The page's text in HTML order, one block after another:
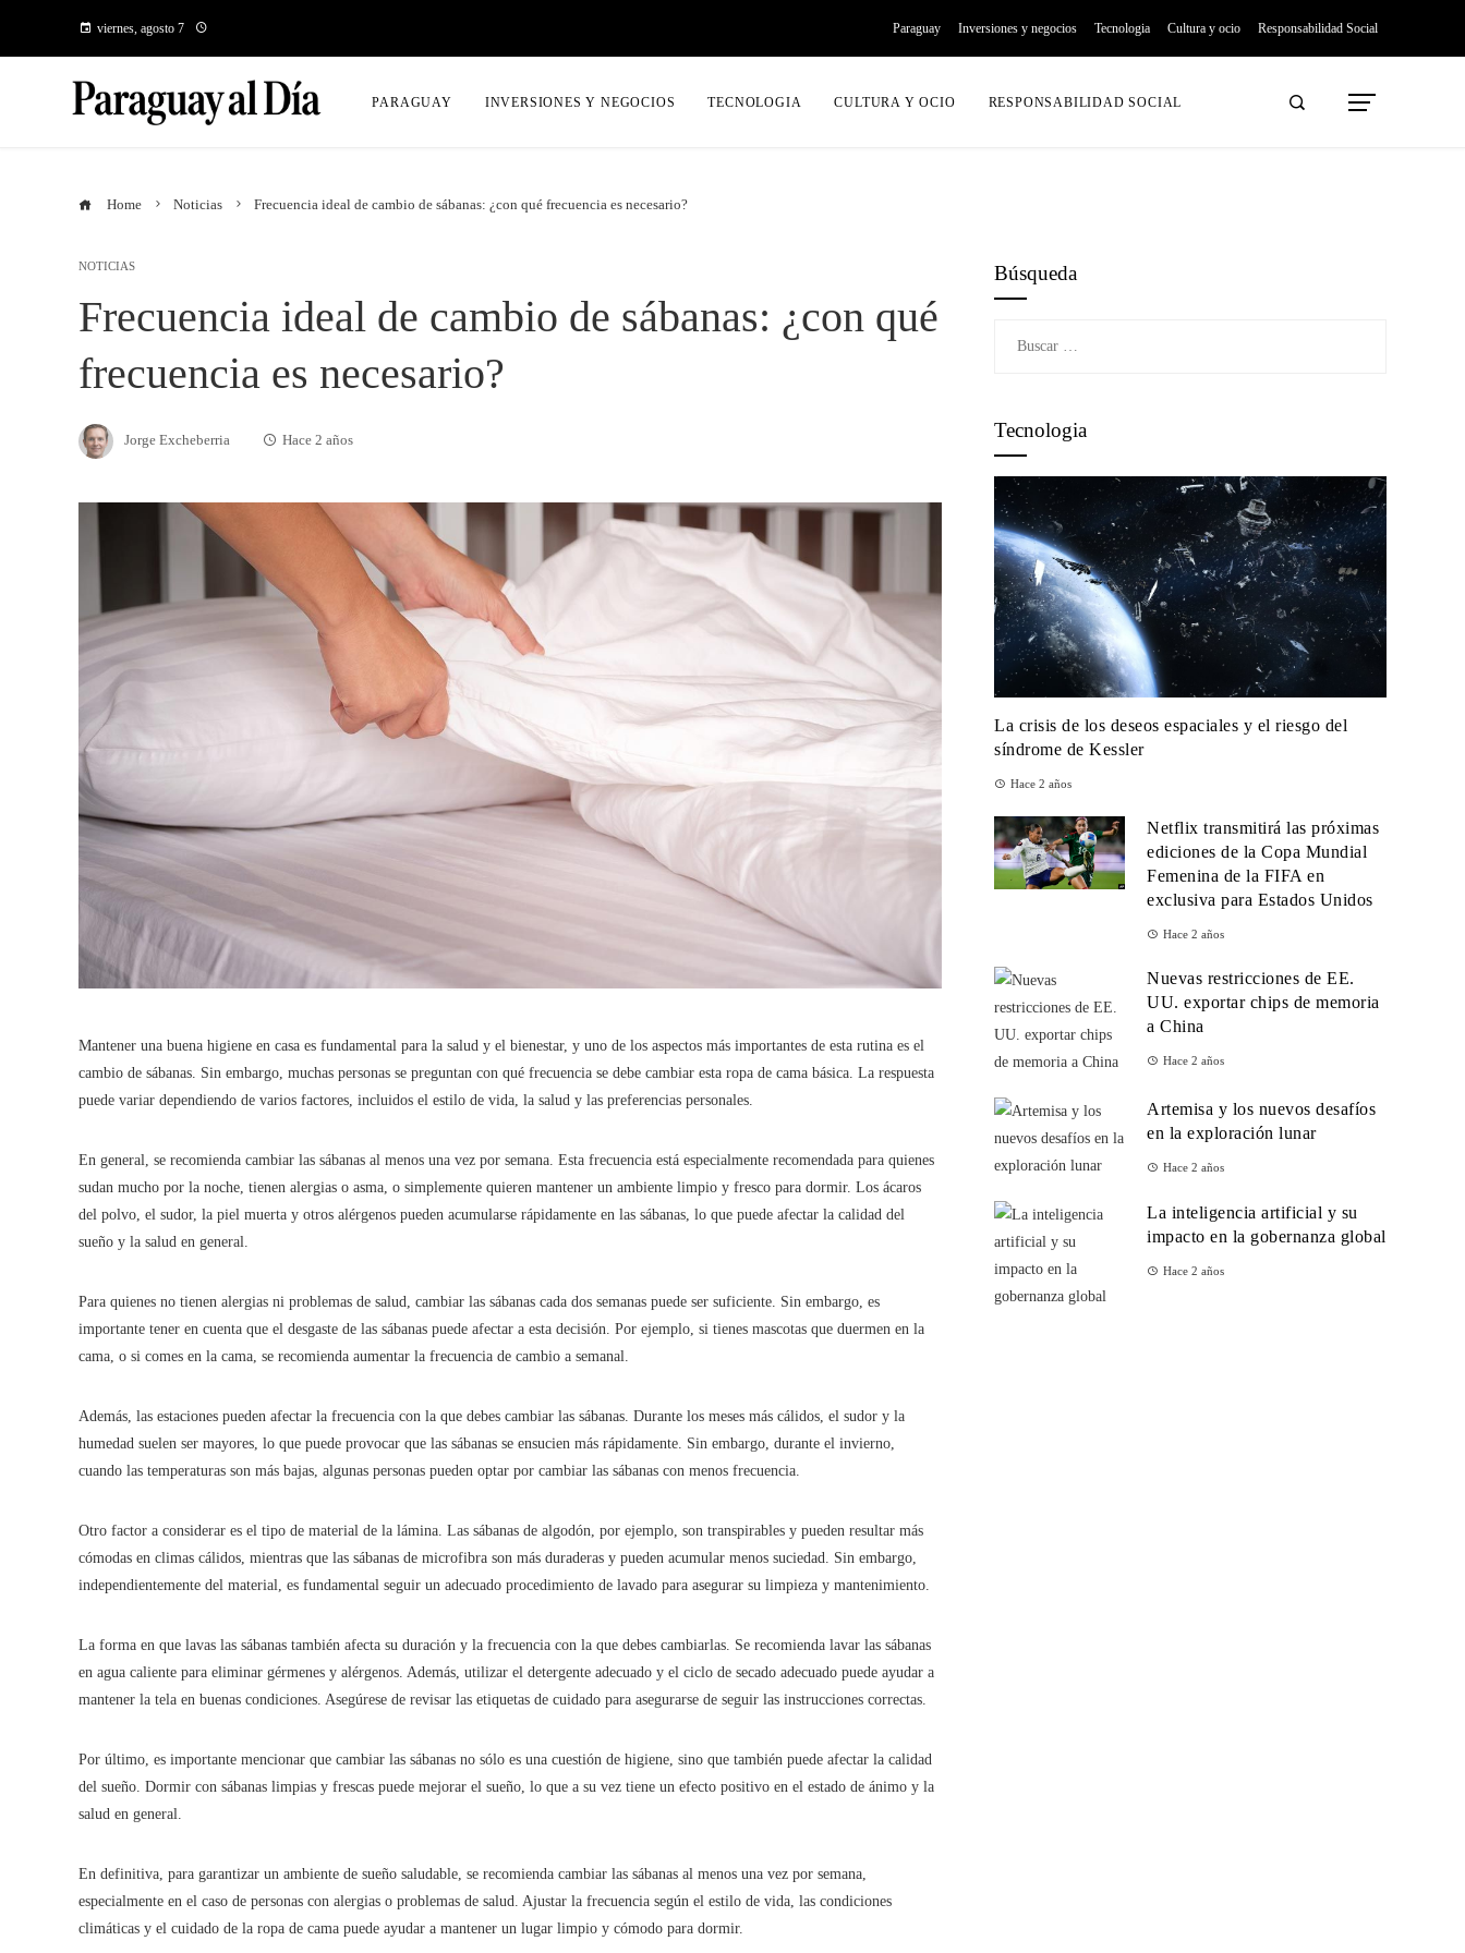
viernes, agosto 7 Paraguay Inversiones y negocios Tecnologia Cultura y ocio Responsabilidad Social
PARAGUAY INVERSIONES Y NEGOCIOS TECNOLOGIA CULTURA Y OCIO RESPONSABILIDAD SOCIAL
Home Noticias Frecuencia ideal de cambio de sábanas: ¿con qué frecuencia es necesario?
NOTICIAS
Frecuencia ideal de cambio de sábanas: ¿con qué
frecuencia es necesario?
Jorge Excheberria Hace 2 años
Mantener una buena higiene en casa es fundamental para la salud y el bienestar, y uno de los aspectos más importantes de esta rutina es el
cambio de sábanas. Sin embargo, muchas personas se preguntan con qué frecuencia se debe cambiar esta ropa de cama básica. La respuesta
puede variar dependiendo de varios factores, incluidos el estilo de vida, la salud y las preferencias personales.
En general, se recomienda cambiar las sábanas al menos una vez por semana. Esta frecuencia está especialmente recomendada para quienes
sudan mucho por la noche, tienen alergias o asma, o simplemente quieren mantener un ambiente limpio y fresco para dormir. Los ácaros
del polvo, el sudor, la piel muerta y otros alérgenos pueden acumularse rápidamente en las sábanas, lo que puede afectar la calidad del
sueño y la salud en general.
Para quienes no tienen alergias ni problemas de salud, cambiar las sábanas cada dos semanas puede ser suficiente. Sin embargo, es
importante tener en cuenta que el desgaste de las sábanas puede afectar a esta decisión. Por ejemplo, si tienes mascotas que duermen en la
cama, o si comes en la cama, se recomienda aumentar la frecuencia de cambio a semanal.
Además, las estaciones pueden afectar la frecuencia con la que debes cambiar las sábanas. Durante los meses más cálidos, el sudor y la
humedad suelen ser mayores, lo que puede provocar que las sábanas se ensucien más rápidamente. Sin embargo, durante el invierno,
cuando las temperaturas son más bajas, algunas personas pueden optar por cambiar las sábanas con menos frecuencia.
Otro factor a considerar es el tipo de material de la lámina. Las sábanas de algodón, por ejemplo, son transpirables y pueden resultar más
cómodas en climas cálidos, mientras que las sábanas de microfibra son más duraderas y pueden acumular menos suciedad. Sin embargo,
independientemente del material, es fundamental seguir un adecuado procedimiento de lavado para asegurar su limpieza y mantenimiento.
La forma en que lavas las sábanas también afecta su duración y la frecuencia con la que debes cambiarlas. Se recomienda lavar las sábanas
en agua caliente para eliminar gérmenes y alérgenos. Además, utilizar el detergente adecuado y el ciclo de secado adecuado puede ayudar a
mantener la tela en buenas condiciones. Asegúrese de revisar las etiquetas de cuidado para asegurarse de seguir las instrucciones correctas.
Por último, es importante mencionar que cambiar las sábanas no sólo es una cuestión de higiene, sino que también puede afectar la calidad
del sueño. Dormir con sábanas limpias y frescas puede mejorar el sueño, lo que a su vez tiene un efecto positivo en el estado de ánimo y la
salud en general.
En definitiva, para garantizar un ambiente de sueño saludable, se recomienda cambiar las sábanas al menos una vez por semana,
especialmente en el caso de personas con alergias o problemas de salud. Ajustar la frecuencia según el estilo de vida, las condiciones
climáticas y el cuidado de la ropa de cama puede ayudar a mantener un lugar limpio y cómodo para dormir.
Búsqueda
Tecnologia
La crisis de los deseos espaciales y el riesgo del
síndrome de Kessler
Hace 2 años
Netflix transmitirá las próximas
ediciones de la Copa Mundial
Femenina de la FIFA en
exclusiva para Estados Unidos
Hace 2 años
Nuevas restricciones de EE.
UU. exportar chips de memoria
a China
Hace 2 años
Artemisa y los nuevos desafíos
en la exploración lunar
Hace 2 años
La inteligencia artificial y su
impacto en la gobernanza global
Hace 2 años